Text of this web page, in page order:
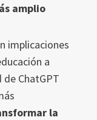
amplio
implicaciones
a
de ChatGPT
la